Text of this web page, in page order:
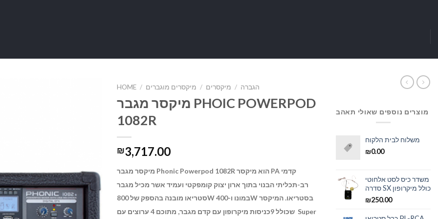
HOME / הגברה / מיקסרים / מיקסרים מוגברים
מיקסר מגבר PHOIC POWERPOD
1082R
₪3,717.00
מיקסר מגבר Phonic Powerpod 1082R הוא מיקסר PA קדמי
רב-תכליתי הבנוי בתוך ארון יצוק קומפקטי ועמיד אשר מכיל מגבר
סטריאו מובנה בהספק של 800W במונו ו-400W בסטריאו.המיקסר
שכולל 9
כניסות מיקרופון עם קדם מגבר, מתוכם 4 ערוצים עם Super
מוצרים נוספים שאולי תאהב
משלוח לבית הלקוח
₪0.00
משדר כיס לסט אלחוטי
סדרה SX כולל מיקרופון
₪250.00